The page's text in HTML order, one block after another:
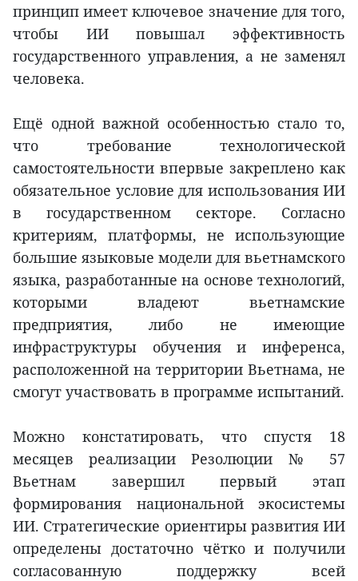
принцип имеет ключевое значение для того,
чтобы ИИ повышал эффективность
государственного управления, а не заменял
человека.
Ещё одной важной особенностью стало то,
что требование технологической
самостоятельности впервые закреплено как
обязательное условие для использования ИИ
в государственном секторе. Согласно
критериям, платформы, не использующие
большие языковые модели для вьетнамского
языка, разработанные на основе технологий,
которыми владеют вьетнамские
предприятия, либо не имеющие
инфраструктуры обучения и инференса,
расположенной на территории Вьетнама, не
смогут участвовать в программе испытаний.
Можно констатировать, что спустя 18
месяцев реализации Резолюции № 57
Вьетнам завершил первый этап
формирования национальной экосистемы
ИИ. Стратегические ориентиры развития ИИ
определены достаточно чётко и получили
согласованную поддержку всей